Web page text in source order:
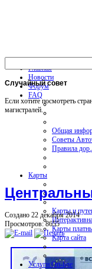
Главная
Новости
Форум
FAQ
Общая
Советы
Правила
Карты
Карты и
Карты
Карта сайта
Услуги On-line
Случайныйсовет
Если хотите посмотреть
магистралей.
Создано 22 декабря 2014
Просмотров: 8655